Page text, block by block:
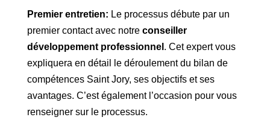
Premier entretien: Le processus débute par un
premier contact avec notre conseiller
développement professionnel . Cet expert vous
expliquera en détail le déroulement du bilan de
compétences Saint Jory, ses objectifs et ses
avantages. C’est également l’occasion pour vous
renseigner sur le processus.